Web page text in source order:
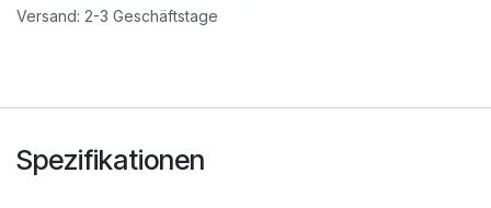
Versand: 2-3 Geschäftstage
Spezifikationen